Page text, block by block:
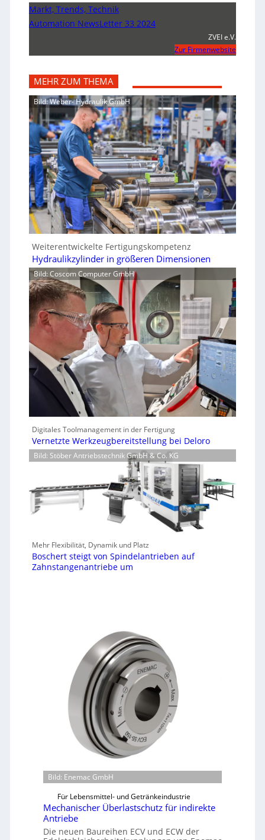
Markt, Trends, Technik
Automation NewsLetter 33 2024
ZVEI e.V.
Zur Firmenwebsite
MEHR ZUM THEMA
Bild: Weber- Hydraulik GmbH
Weiterentwickelte Fertigungskompetenz
Hydraulikzylinder in größeren Dimensionen
Bild: Coscom Computer GmbH
Digitales Toolmanagement in der Fertigung
Vernetzte Werkzeugbereitstellung bei Deloro
Bild: Stöber Antriebstechnik GmbH & Co. KG
Mehr Flexibilität, Dynamik und Platz
Boschert steigt von Spindelantrieben auf
Zahnstangenantriebe um
Bild: Enemac GmbH
Für Lebensmittel- und Getränkeindustrie
Mechanischer Überlastschutz für indirekte
Antriebe
Die neuen Baureihen ECV und ECW der